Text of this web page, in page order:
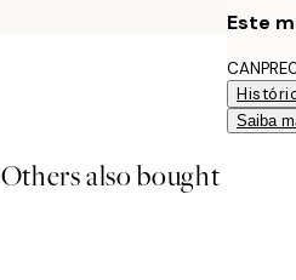
Este
Saiba
Others also bought